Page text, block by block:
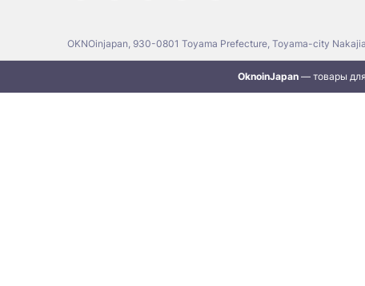
OKNOinjapan, 930-0801 Toyama Prefecture, Toyama-city
OknoinJapan — товары